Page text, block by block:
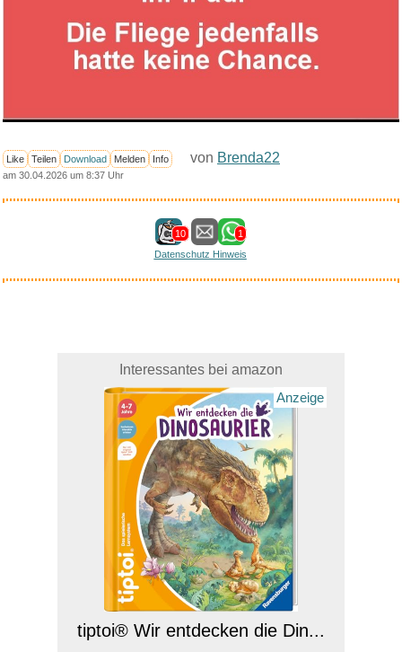
Like Teilen Download Melden Info von Brenda22
am 30.04.2026 um 8:37 Uhr
10
1
Datenschutz Hinweis
Interessantes bei amazon
Anzeige
tiptoi® Wir entdecken die Din...